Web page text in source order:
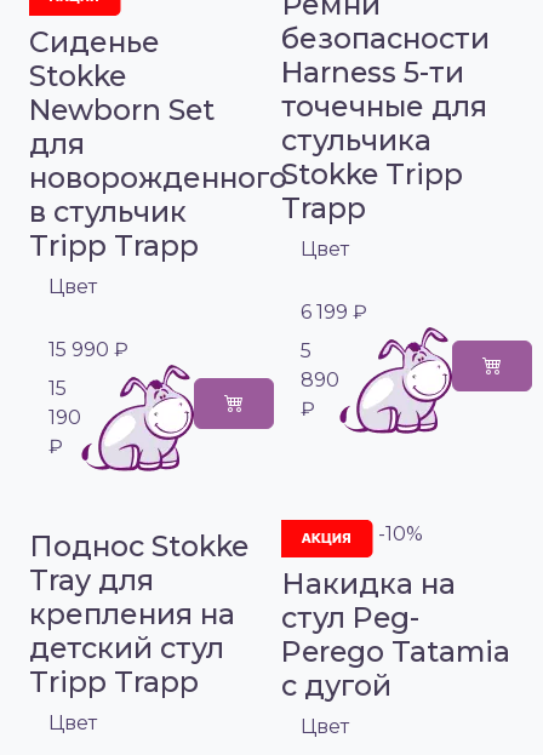
Сиденье
Stokke
Newborn Set
для
новорожденного
в стульчик
Tripp Trapp
Цвет
15 990 ₽
15
190
₽
безопасности
Harness 5-ти
точечные для
стульчика
Stokke Tripp
Trapp
Цвет
6 199 ₽
5
890
₽
Поднос Stokke
Tray для
крепления на
детский стул
Tripp Trapp
Цвет
-10%
Накидка на
стул Peg-
Perego Tatamia
с дугой
Цвет